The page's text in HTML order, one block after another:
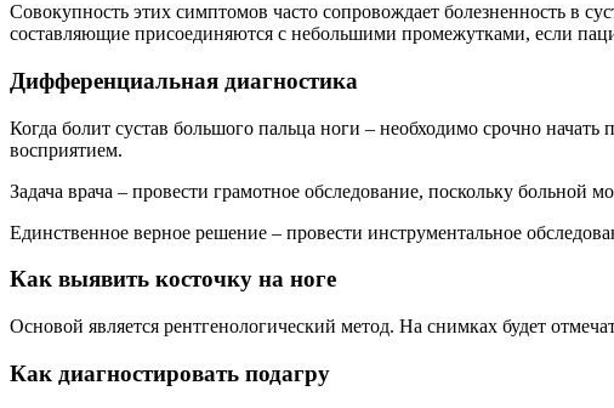
Совокупность этих симптомов часто сопровождает болезненность в
составляющие присоединяются с небольшими промежутками, если
Дифференциальная диагностика
Когда болит сустав большого пальца ноги – необходимо срочно
восприятием.
Задача врача – провести грамотное обследование, поскольку больной
Единственное верное решение – провести инструментальное
Как выявить косточку на ноге
Основой является рентгенологический метод. На снимках будет
Как диагностировать подагру